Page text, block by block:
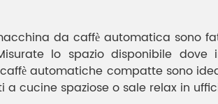
da caffè automatica sono
lo spazio disponibile
automatiche compatte sono
a cucine spaziose o sale relax in